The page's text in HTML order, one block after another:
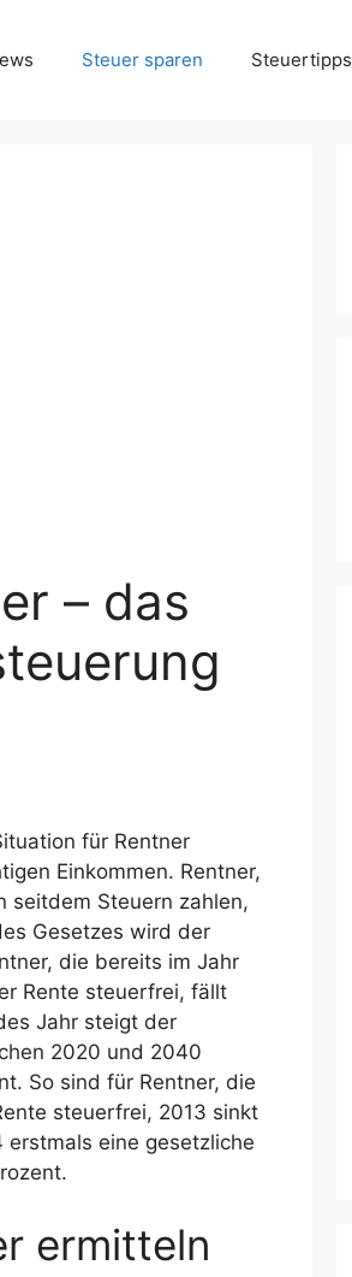
Steuer sparen Steuertipps
– das
für Rentner
Einkommen. Rentner,
seitdem Steuern zahlen,
Gesetzes wird der
die bereits im Jahr
Rente steuerfrei, fällt
Jahr steigt der
2020 und 2040
So sind für Rentner, die
steuerfrei, 2013 sinkt
eine gesetzliche
ermitteln